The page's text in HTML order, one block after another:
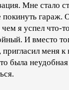
Мне стало
гараж.
я успел что-
И вместо
меня
была